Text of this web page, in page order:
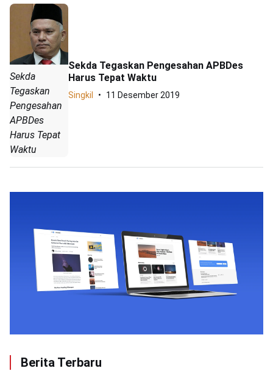
Sekda
Tegaskan
Pengesahan
APBDes
Harus Tepat
Waktu
Sekda Tegaskan Pengesahan APBDes
Harus Tepat Waktu
Singkil 11 Desember 2019
Berita Terbaru